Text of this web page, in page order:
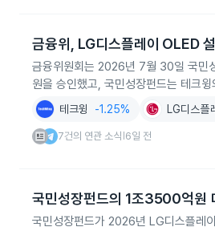
금융위, LG디스플레이 OLED
금융위원회는 2026년 7월 30일 국민
원을 승인했고, 국민성장펀드는 테크
테크윙 -1.25% LG디스플
7건의 연관 소식 6일 전
국민성장펀드의 1조3500억원
국민성장펀드가 2026년 LG디스플레